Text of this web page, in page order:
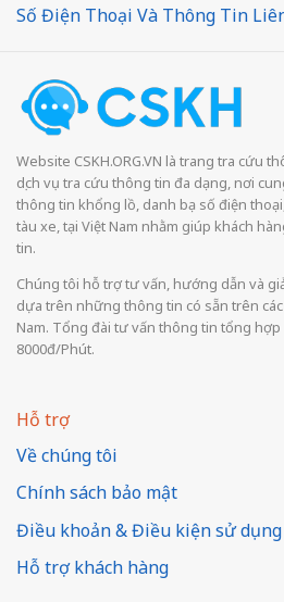
Số Điện Thoại Và Thông Tin
Website CSKH.ORG.VN là trang tra cứu
dịch vụ tra cứu thông tin đa dạng, nơi
thông tin khổng lồ, danh bạ số điện
tàu xe, tại Việt Nam nhằm giúp khách
tin.
Chúng tôi hỗ trợ tư vấn, hướng dẫn và
dựa trên những thông tin có sẵn trên
Nam. Tổng đài tư vấn thông tin tổng hợp
8000đ/Phút.
Hỗ trợ
Về chúng tôi
Chính sách bảo mật
Điều khoản & Điều kiện sử dụng
Hỗ trợ khách hàng